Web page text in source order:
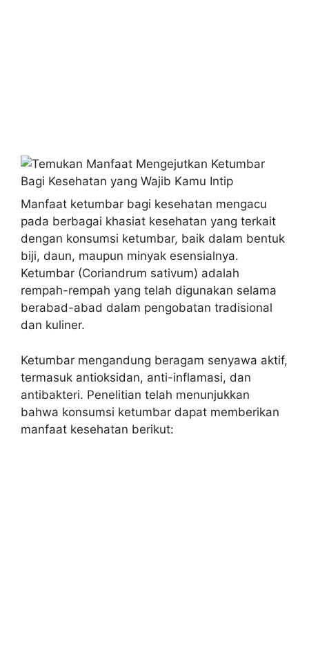
Manfaat ketumbar bagi kesehatan mengacu
pada berbagai khasiat kesehatan yang terkait
dengan konsumsi ketumbar, baik dalam bentuk
biji, daun, maupun minyak esensialnya.
Ketumbar (Coriandrum sativum) adalah
rempah-rempah yang telah digunakan selama
berabad-abad dalam pengobatan tradisional
dan kuliner.
Ketumbar mengandung beragam senyawa aktif,
termasuk antioksidan, anti-inflamasi, dan
antibakteri. Penelitian telah menunjukkan
bahwa konsumsi ketumbar dapat memberikan
manfaat kesehatan berikut: